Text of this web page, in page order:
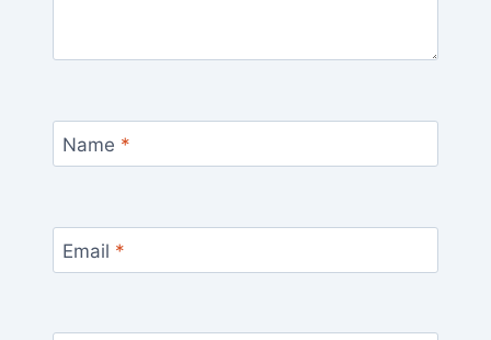
Name *
Email *